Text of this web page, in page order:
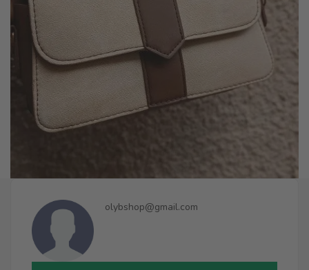
olybshop@gmail.com